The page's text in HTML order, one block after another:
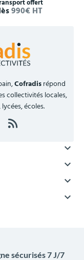
49,00 €
offert
990€ HT
Cofradisrépond
collectivités locales,
écoles.




sécurisés 7 J/7